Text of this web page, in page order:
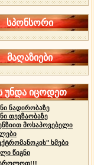
სპონსორი
მაღაზიები
უნდა იცოდეთ
ნადირობაზე
თევზაობაზე
მოსაპოვებელი
ხმები
წიგნი